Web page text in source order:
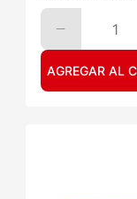
1
AGREGAR AL